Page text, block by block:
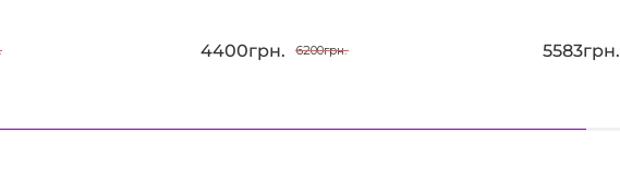
4400грн. 6200грн. 5583грн.